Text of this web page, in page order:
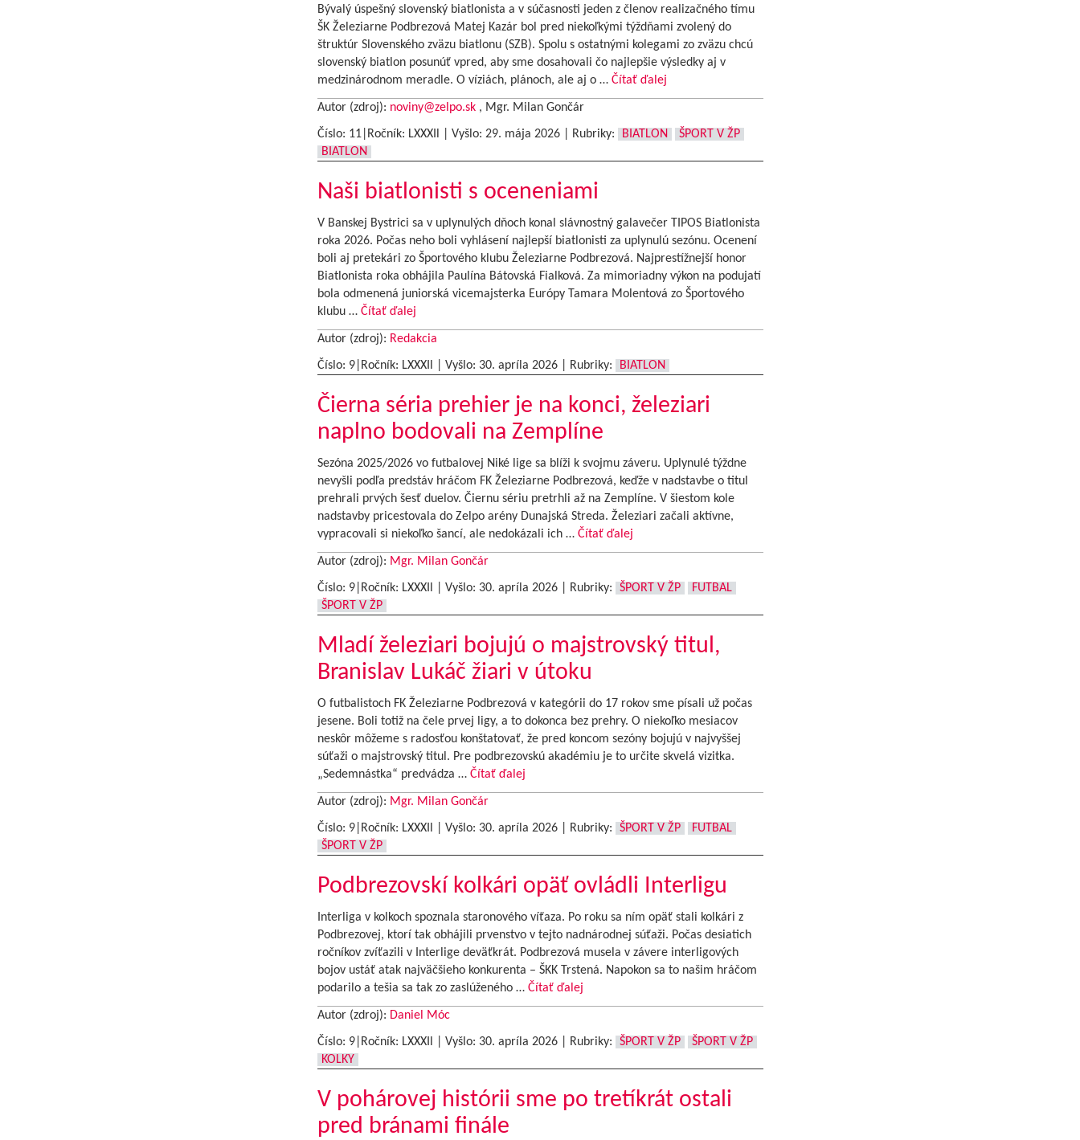
Bývalý úspešný slovenský biatlonista a v súčasnosti jeden z členov realizačného tímu
ŠK Železiarne Podbrezová Matej Kazár bol pred niekoľkými týždňami zvolený do
štruktúr Slovenského zväzu biatlonu (SZB). Spolu s ostatnými kolegami zo zväzu chcú
slovenský biatlon posunúť vpred, aby sme dosahovali čo najlepšie výsledky aj v
medzinárodnom meradle. O víziách, plánoch, ale aj o … Čítať ďalej
Autor (zdroj): noviny@zelpo.sk, Mgr. Milan Gončár
Číslo: 11|Ročník: LXXXIl | Vyšlo: 29. mája 2026| Rubriky: BIATLON
ŠPORT V ŽP
BIATLON
Naši biatlonisti s oceneniami
V Banskej Bystrici sa v uplynulých dňoch konal slávnostný galavečer TIPOS Biatlonista
roka 2026. Počas neho boli vyhlásení najlepší biatlonisti za uplynulú sezónu. Ocenení
boli aj pretekári zo Športového klubu Železiarne Podbrezová. Najprestížnejší honor
Biatlonista roka obhájila Paulína Bátovská Fialková. Za mimoriadny výkon na podujatí
bola odmenená juniorská vicemajsterka Európy Tamara Molentová zo Športového
klubu … Čítať ďalej
Autor (zdroj): Redakcia
Číslo: 9|Ročník: LXXXIl | Vyšlo: 30. apríla 2026| Rubriky: BIATLON
Čierna séria prehier je na konci, železiari
naplno bodovali na Zemplíne
Sezóna 2025/2026 vo futbalovej Niké lige sa blíži k svojmu záveru. Uplynulé týždne
nevyšli podľa predstáv hráčom FK Železiarne Podbrezová, keďže v nadstavbe o titul
prehrali prvých šesť duelov. Čiernu sériu pretrhli až na Zemplíne. V šiestom kole
nadstavby pricestovala do Zelpo arény Dunajská Streda. Železiari začali aktívne,
vypracovali si niekoľko šancí, ale nedokázali ich … Čítať ďalej
Autor (zdroj): Mgr. Milan Gončár
Číslo: 9|Ročník: LXXXIl | Vyšlo: 30. apríla 2026| Rubriky: ŠPORT V ŽP
FUTBAL
ŠPORT V ŽP
Mladí železiari bojujú o majstrovský titul,
Branislav Lukáč žiari v útoku
O futbalistoch FK Železiarne Podbrezová v kategórii do 17 rokov sme písali už počas
jesene. Boli totiž na čele prvej ligy, a to dokonca bez prehry. O niekoľko mesiacov
neskôr môžeme s radosťou konštatovať, že pred koncom sezóny bojujú v najvyššej
súťaži o majstrovský titul. Pre podbrezovskú akadémiu je to určite skvelá vizitka.
„Sedemnástka“ predvádza … Čítať ďalej
Autor (zdroj): Mgr. Milan Gončár
Číslo: 9|Ročník: LXXXIl | Vyšlo: 30. apríla 2026| Rubriky: ŠPORT V ŽP
FUTBAL
ŠPORT V ŽP
Podbrezovskí kolkári opäť ovládli Interligu
Interliga v kolkoch spoznala staronového víťaza. Po roku sa ním opäť stali kolkári z
Podbrezovej, ktorí tak obhájili prvenstvo v tejto nadnárodnej súťaži. Počas desiatich
ročníkov zvíťazili v Interlige deväťkrát. Podbrezová musela v závere interligových
bojov ustáť atak najväčšieho konkurenta – ŠKK Trstená. Napokon sa to našim hráčom
podarilo a tešia sa tak zo zaslúženého … Čítať ďalej
Autor (zdroj): Daniel Móc
Číslo: 9|Ročník: LXXXIl | Vyšlo: 30. apríla 2026| Rubriky: ŠPORT V ŽP
ŠPORT V ŽP
KOLKY
V pohárovej histórii sme po tretíkrát ostali
pred bránami finále